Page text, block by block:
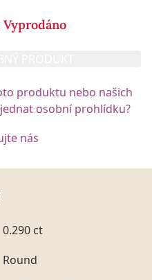
Vyprodáno
produktu nebo našich
osobní prohlídku?
nás
0.290 ct
Round